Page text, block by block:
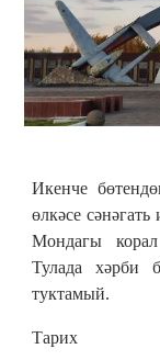
Икенче
өлкәсе
Мондагы
Тулада хәрби
туктамый.
Тарих